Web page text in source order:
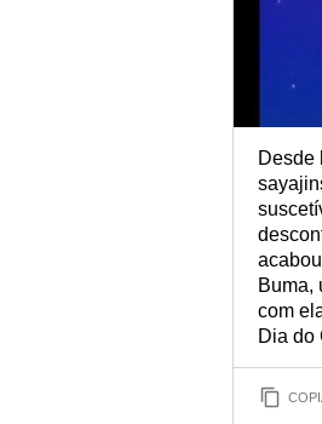
Desde
Buma,
com
Dia do